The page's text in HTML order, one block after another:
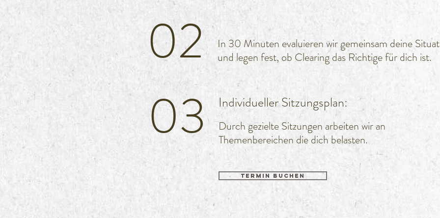
02
In 30 Minuten evaluieren wir gemeinsam deine
und legen fest, ob Clearing das Richtige für dich ist.
03 Individueller Sitzungsplan:
Durch gezielte Sitzungen arbeiten wir an
Themenbereichen die dich belasten.
TERMIN BUCHEN